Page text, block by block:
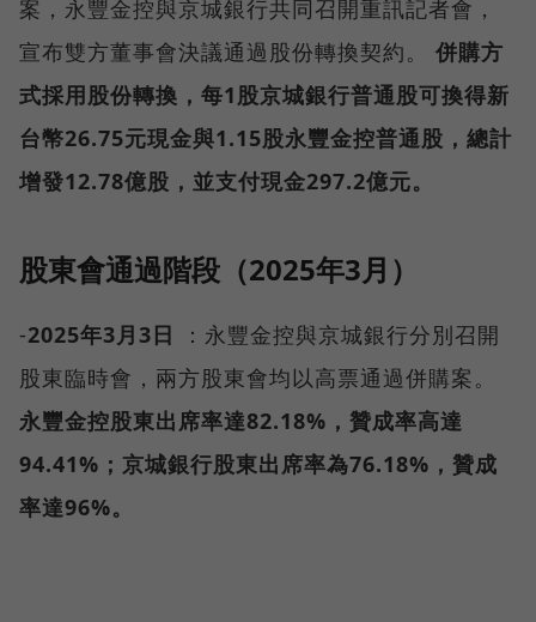
案，永豐金控與京城銀行共同召開重訊記者會，
宣布雙方董事會決議通過股份轉換契約。 併購方
式採用股份轉換，每1股京城銀行普通股可換得新
台幣26.75元現金與1.15股永豐金控普通股，總計
增發12.78億股，並支付現金297.2億元。
股東會通過階段（2025年3月）
-2025年3月3日
：永豐金控與京城銀行分別召開
股東臨時會，兩方股東會均以高票通過併購案。
永豐金控股東出席率達82.18%，贊成率高達
94.41%；京城銀行股東出席率為76.18%，贊成
率達96%。